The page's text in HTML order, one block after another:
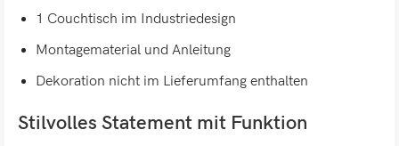
1 Couchtisch im Industriedesign
Montagematerial und Anleitung
Dekoration nicht im Lieferumfang enthalten
Stilvolles Statement mit Funktion